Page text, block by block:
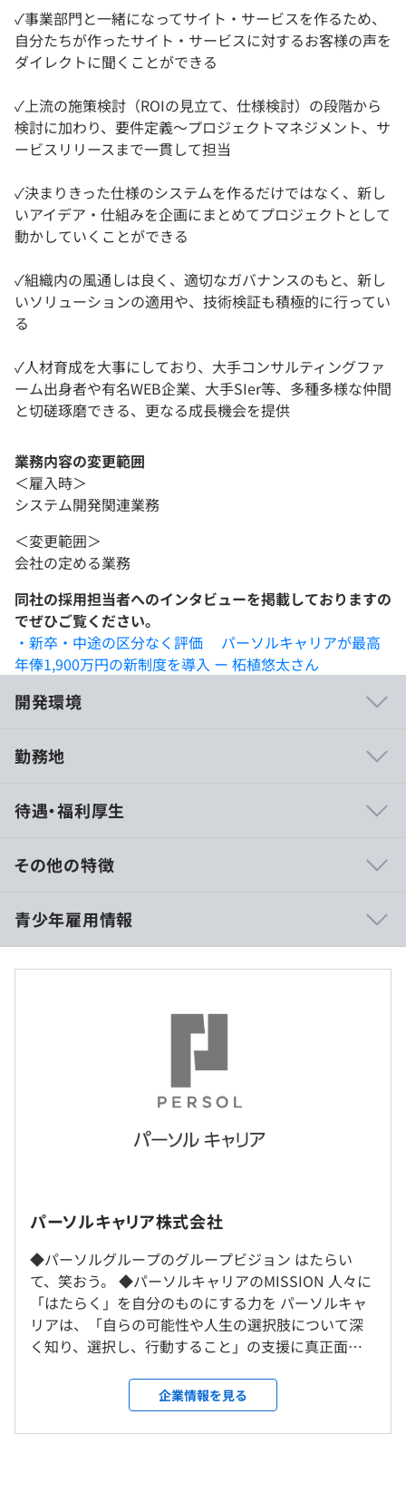
✓事業部門と一緒になってサイト・サービスを作るため、
自分たちが作ったサイト・サービスに対するお客様の声を
ダイレクトに聞くことができる
✓上流の施策検討（ROIの見立て、仕様検討）の段階から
検討に加わり、要件定義～プロジェクトマネジメント、サ
ービスリリースまで一貫して担当
✓決まりきった仕様のシステムを作るだけではなく、新し
いアイデア・仕組みを企画にまとめてプロジェクトとして
動かしていくことができる
✓組織内の風通しは良く、適切なガバナンスのもと、新し
いソリューションの適用や、技術検証も積極的に行ってい
る
✓人材育成を大事にしており、大手コンサルティングファ
ーム出身者や有名WEB企業、大手SIer等、多種多様な仲間
と切磋琢磨できる、更なる成長機会を提供
業務内容の変更範囲
＜雇入時＞
システム開発関連業務
＜変更範囲＞
会社の定める業務
同社の採用担当者へのインタビューを掲載しておりますの
でぜひご覧ください。
・新卒・中途の区分なく評価 パーソルキャリアが最高
年俸1,900万円の新制度を導入 ー 柘植悠太さん
開発環境
Google Cloud Platform を利用したサーバレスな構成を
ークを用いて新規開発を進めています。
よりスピード感を持って良いサービスを開発するために、
ていただきます。
【プロダクト開発エンジニア】
テーマに、【doda環境リフォーム】、【アジャイル開発
体制拡大】【内製エンジニアチーム拡大】を掲げ、推進し
ていきます。「プロダクト開発部」は、アジャイル開発体
制拡大に伴い、従来のIT企画やプロジェクトマネジメント
を中心とした業務から、スクラムマスターやシステムアー
ントサービス。
✓dodaX：はたらくハイクラス層をターゲットにした、ヘ
ッドハンティングサービス。
✓doda ダイレクト：日本最大級のdodaスカウト会員デー
タベース（約373万人 ※2024年6月末時点の累計スカウト
会員登録者数）にアクセスができ、転職希望者の登録情報
を確認した上で、企業から直接スカウトメールが送れるサ
勤務地
就業場所の変更範囲
東京本社、大手町オフィス、および自宅
＜変更範囲＞
会社の定める場所（テレワークを行う場所を含む）
受動喫煙防止措置に関する事項
待遇・福利厚生
3,600,000円～5,500,000円
※職務の性質上、スキル・能力に応じて、内定オファー時
に年俸を確定。
■モデルケース（残業 月30時間の場合）
年収:4,320,000円～5,500,000円
月例給与:360,000円～458,000円
■諸手当（併せて諸手当の欄もご確認ください）
賞与：支給無し（年俸制のため）
（※ 想定年収 は年収提示額を保証するものではありません）
その他の特徴
青少年雇用情報
過去３年間の新卒採用者数の男女別人数
前年度 男性160人 女性197人
2年度前 男性118人 女性138人
メンバー向け：新人研修、新卒フォローアップ研修、中途
導入研修、新任プレマネジメント研修
管理職向け：新任マネジメント研修
その他各事業部での研修があります。
自己啓発支援の有無及びその内容
■新人研修／新卒フォローアップ研修／中途導入研修
主体的・自律的なビジネスパーソンの育成を目的として、
また中途入社社員には、入社～現場配属後スムーズに活躍
して頂くための研修を実施しています。
パーソルキャリア株式会社
◆パーソルグループのグループビジョン はたらい
て、笑おう。 ◆パーソルキャリアのMISSION 人々に
「はたらく」を自分のものにする力を パーソルキャ
リアは、「自らの可能性や人生の選択肢について深
く知り、選択し、行動すること」の支援に真正面か
事業の強化・進化はもちろん、テクノロジーを活用
しながら、ミッションに紐づくサービス開発を推し
進めていきます。 ◆VALUE 「”はたらく課題”と“ビジ
企業情報を見る